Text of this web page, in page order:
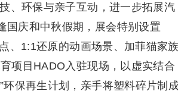
、环保与亲子互动，进一步拓展汽
国庆和中秋假期，展会特别设置
、1:1还原的动画场景、加菲猫家
项目HADO入驻现场，以虚实结合
保再生计划，亲手将塑料碎片制